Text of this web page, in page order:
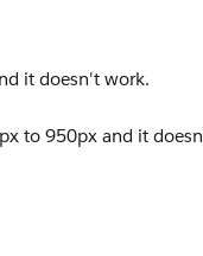
it doesn't work.
to 950px and it